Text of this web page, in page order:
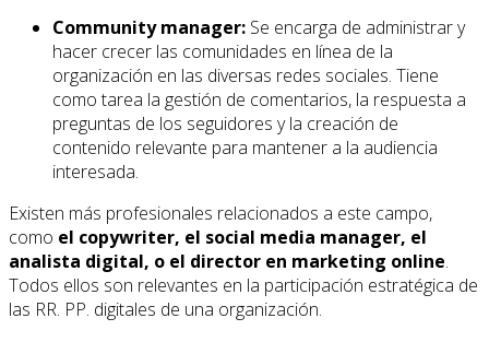
Community manager: Se encarga de administrar y
hacer crecer las comunidades en línea de la
organización en las diversas redes sociales. Tiene
como tarea la gestión de comentarios, la respuesta a
preguntas de los seguidores y la creación de
contenido relevante para mantener a la audiencia
interesada.
Existen más profesionales relacionados a este campo,
como el copywriter, el social media manager, el
analista digital, o el director en marketing online.
Todos ellos son relevantes en la participación estratégica de
las RR. PP. digitales de una organización.